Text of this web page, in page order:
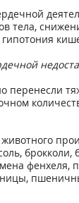
тела,